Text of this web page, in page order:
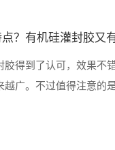
？有机硅灌封胶又
得到了认可，效果不
广。不过值得注意的